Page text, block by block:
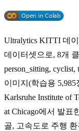
Ultralytics KITTI 데
데이터셋으로, 8개 클
person_sitting,
이미지(학습용
Karlsruhe Institute of
at Chicago에서 발표
골, 고속도로 주행